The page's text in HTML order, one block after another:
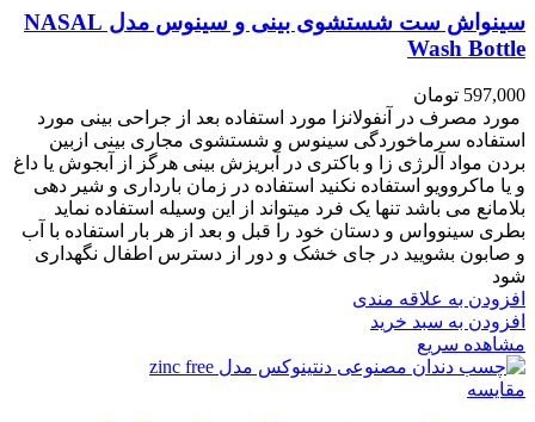
سینواش ست شستشوی بینی و سینوس مدل NASAL
Wash Bottle
597,000 تومان
مورد مصرف در آنفولانزا مورد استفاده بعد از جراحی بینی مورد
استفاده سرماخوردگی سینوس و شستشوی مجاری بینی ازبین
بردن مواد آلرژی زا و باکتری در آبریزش بینی هرگز از آبجوش یا داغ
و یا ماکروویو استفاده نکنید استفاده در زمان بارداری و شیر دهی
بلامانع می باشد تنها یک فرد میتواند از این وسیله استفاده نماید
بطری سینوواس و دستان خود را قبل و بعد از هر بار استفاده با آب
و صابون بشویید در جای خشک و دور از دسترس اطفال نگهداری
شود
افزودن به علاقه مندی
افزودن به سبد خرید
مشاهده سریع
مقایسه